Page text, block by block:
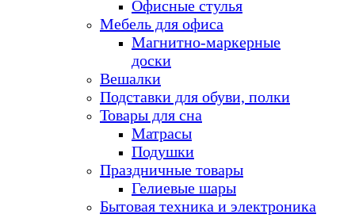
Офисные стулья
Мебель для офиса
Магнитно-маркерные
доски
Вешалки
Подставки для обуви, полки
Товары для сна
Матрасы
Подушки
Праздничные товары
Гелиевые шары
Бытовая техника и электроника